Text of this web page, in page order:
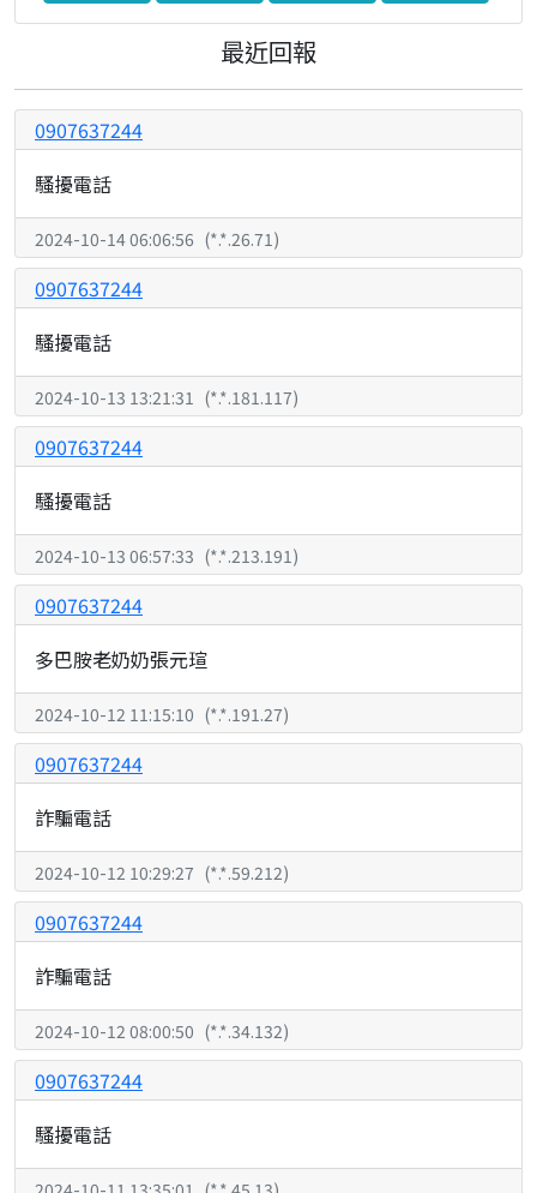
最近回報
0907637244
騷擾電話
2024-10-14 06:06:56 (*.*.26.71)
0907637244
騷擾電話
2024-10-13 13:21:31 (*.*.181.117)
0907637244
騷擾電話
2024-10-13 06:57:33 (*.*.213.191)
0907637244
多巴胺老奶奶張元瑄
2024-10-12 11:15:10 (*.*.191.27)
0907637244
詐騙電話
2024-10-12 10:29:27 (*.*.59.212)
0907637244
詐騙電話
2024-10-12 08:00:50 (*.*.34.132)
0907637244
騷擾電話